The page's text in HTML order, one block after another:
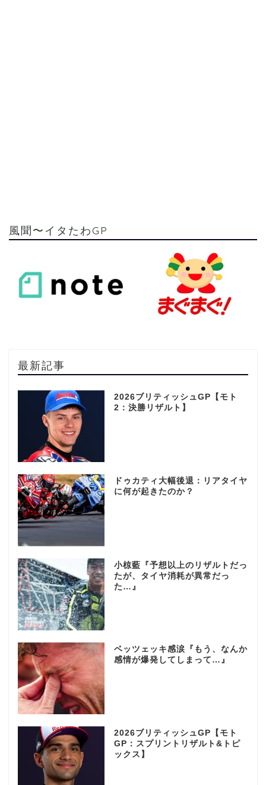
風聞〜イタたわGP
最新記事
2026ブリティッシュGP【モト
2：決勝リザルト】
ドゥカティ大幅後退：リアタイヤ
に何が起きたのか？
小椋藍『予想以上のリザルトだっ
たが、タイヤ消耗が異常だっ
た…』
ベッツェッキ感涙『もう、なんか
感情が爆発してしまって…』
2026ブリティッシュGP【モト
GP：スプリントリザルト&トピ
ックス】